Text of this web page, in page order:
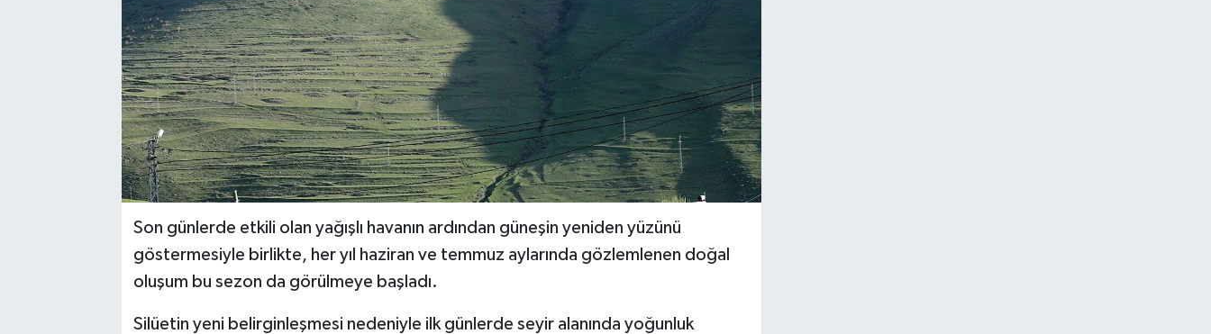
Son günlerde etkili olan yağışlı havanın ardından güneşin yeniden yüzünü
göstermesiyle birlikte, her yıl haziran ve temmuz aylarında gözlemlenen doğal
oluşum bu sezon da görülmeye başladı.
Silüetin yeni belirginleşmesi nedeniyle ilk günlerde seyir alanında yoğunluk